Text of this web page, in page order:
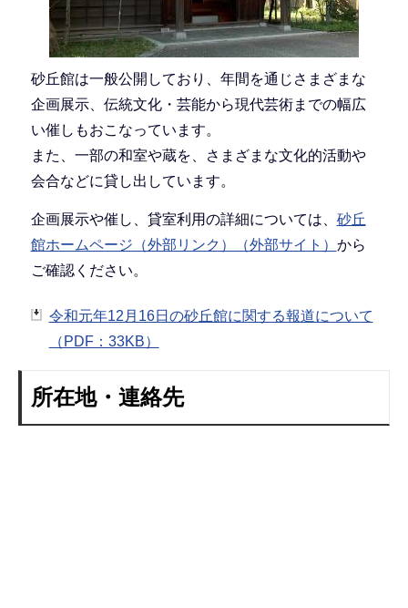
砂丘館は一般公開しており、年間を通じさまざまな
企画展示、伝統文化・芸能から現代芸術までの幅広
い催しもおこなっています。
また、一部の和室や蔵を、さまざまな文化的活動や
会合などに貸し出しています。
企画展示や催し、貸室利用の詳細については、 砂丘
館ホームページ（外部リンク）（外部サイト） から
ご確認ください。
令和元年12月16日の砂丘館に関する報道について
（PDF：33KB）
所在地・連絡先